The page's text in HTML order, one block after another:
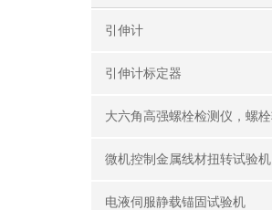
引伸计
引伸计标定器
微机控制金属线材扭转试验机
电液伺服静载锚固试验机